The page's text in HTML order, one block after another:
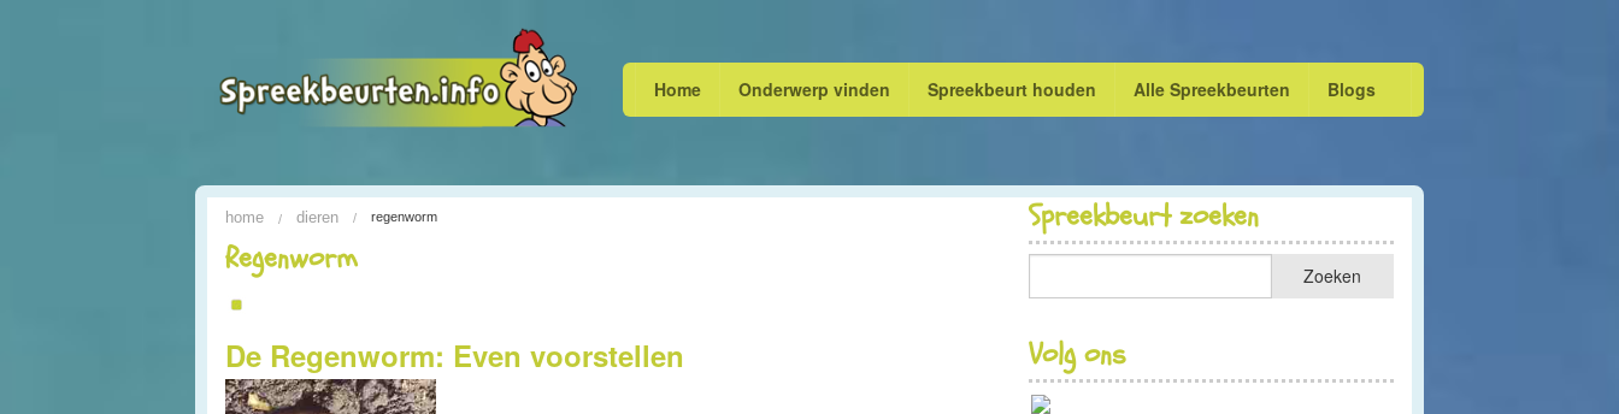
Home Onderwerp vinden Spreekbeurt houden Alle Spreekbeurten Blogs
home dieren regenworm
Regenworm
De Regenworm: Even voorstellen
Spreekbeurt zoeken
Volg ons